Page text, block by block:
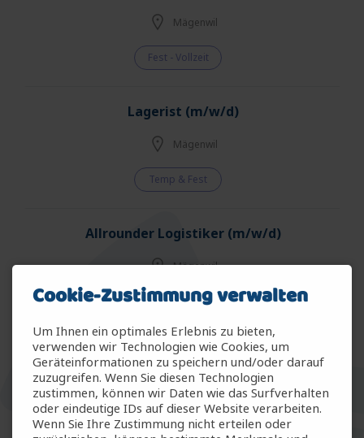
Mägenwil
Fest - Vollzeit
Lagerist (m/w/d)
Mägenwil
Temp & Fest
Allrounder Logistiker (m/w/d)
Mägenwil
Temp & Fest
Allrounder Gartenbau (m/w/d)
Arbon
Temp & Fest
Cookie-Zustimmung verwalten
Um Ihnen ein optimales Erlebnis zu bieten,
verwenden wir Technologien wie Cookies, um
Geräteinformationen zu speichern und/oder darauf
zuzugreifen. Wenn Sie diesen Technologien
zustimmen, können wir Daten wie das Surfverhalten
oder eindeutige IDs auf dieser Website verarbeiten.
Wenn Sie Ihre Zustimmung nicht erteilen oder